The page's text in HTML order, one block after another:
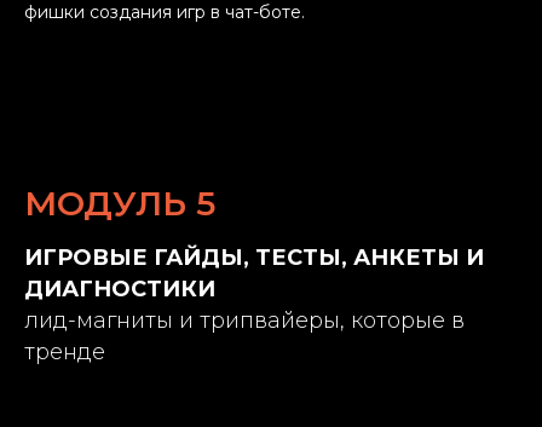
фишки создания игр в чат-боте.
МОДУЛЬ 5
ИГРОВЫЕ ГАЙДЫ, ТЕСТЫ, АНКЕТЫ И
ДИАГНОСТИКИ
лид-магниты и трипвайеры, которые в
тренде